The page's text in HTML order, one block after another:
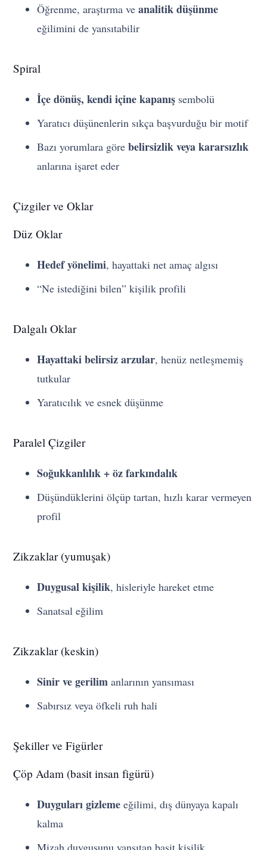
Öğrenme, araştırma veanalitik düşünme
eğilimini de yansıtabilir
Spiral
İçe dönüş, kendi içine kapanış sembolü
Yaratıcı düşünenlerin sıkça başvurduğu bir motif
Bazı yorumlara görebelirsizlik veya kararsızlık
anlarına işaret eder
Çizgiler ve Oklar
Düz Oklar
Hedef yönelimi, hayattaki net amaç algısı
“Ne istediğini bilen” kişilik profili
Dalgalı Oklar
Hayattaki belirsiz arzular, henüz netleşmemiş
tutkular
Yaratıcılık ve esnek düşünme
Paralel Çizgiler
Soğukkanlılık + öz farkındalık
Düşündüklerini ölçüp tartan, hızlı karar vermeyen
profil
Zikzaklar (yumuşak)
Duygusal kişilik, hisleriyle hareket etme
Sanatsal eğilim
Zikzaklar (keskin)
Sinir ve gerilim anlarının yansıması
Sabırsız veya öfkeli ruh hali
Şekiller ve Figürler
Çöp Adam (basit insan figürü)
Duyguları gizleme eğilimi, dış dünyaya kapalı
kalma
Mizah duygusunu yansıtan basit kişilik